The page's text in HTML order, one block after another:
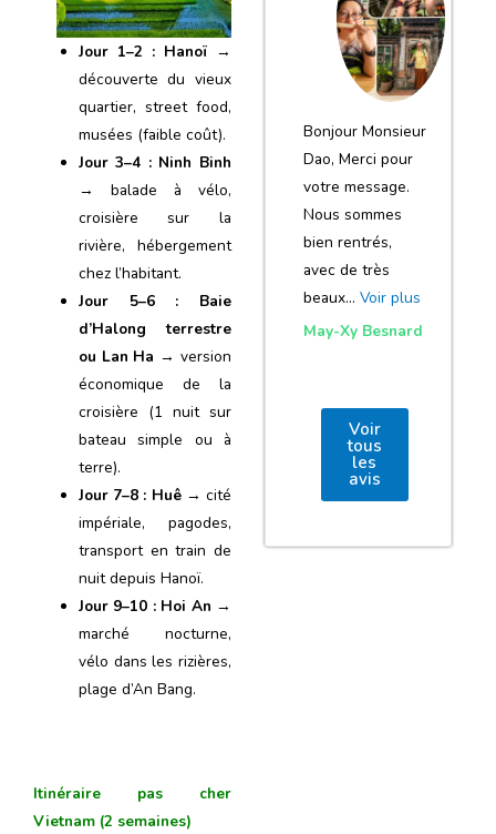
Jour 1–2 : Hanoï→
découverte du vieux
quartier, street food,
musées (faible coût).
Jour 3–4 : Ninh Binh
→ balade à vélo,
croisière sur la
rivière, hébergement
chez l’habitant.
Jour 5–6 : Baie
d’Halong terrestre
ou Lan Ha → version
économique de la
croisière (1 nuit sur
bateau simple ou à
terre).
Jour 7–8 : Huê→ cité
impériale, pagodes,
transport en train de
nuit depuis Hanoï.
Jour 9–10 : Hoi An →
marché nocturne,
vélo dans les rizières,
plage d’An Bang.
Itinéraire pas cher
Vietnam (2 semaines)
notre voyage
et de votre
agence
Bonjour Monsieur
Dao, Merci pour
votre message.
Nous sommes
bien rentrés,
avec de très
beaux… Voir plus
May-Xy Besnard
Voir
tous
les
avis